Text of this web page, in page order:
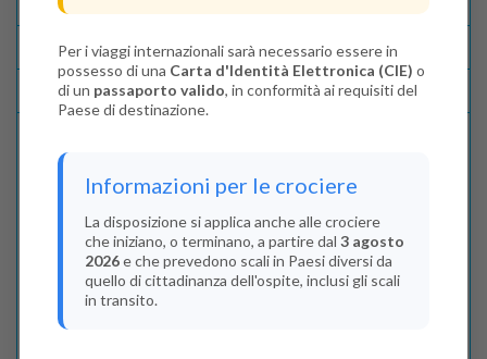
Recensioni
Lascia La Tua Recensione
Indica il numero dei passeggeri
Junior(Da 13 a 17 anni)
0
Per i viaggi internazionali sarà necessario essere in
possesso di una Carta d'Identità Elettronica (CIE) o
di un passaporto valido, in conformità ai requisiti del
Paese di destinazione.
Informazioni per le crociere
La disposizione si applica anche alle crociere
che iniziano, o terminano, a partire dal 3 agosto
2026e che prevedono scali in Paesi diversi da
quello di cittadinanza dell'ospite, inclusi gli scali
in transito.